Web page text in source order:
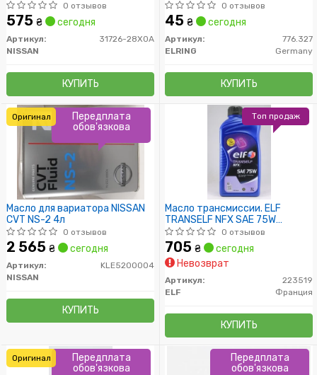
0 отзывов
575 ₴ сегодня
Артикул:
31726-28X0A
NISSAN
КУПИТЬ
0 отзывов
45 ₴ сегодня
Артикул:
776.327
ELRING
Germany
КУПИТЬ
Масло для вариатора NISSAN
CVT NS-2 4л
0 отзывов
2 565 ₴ сегодня
Артикул:
KLE5200004
NISSAN
КУПИТЬ
Передплата
обов'язкова
Оригинал
Масло трансмиссии. ELF
TRANSELF NFX SAE 75W
(Канистра 1л)0 отзывов
705 ₴
сегодня
Невозврат
Артикул:
223519
ELF
Франция
КУПИТЬ
Топ продаж
Передплата
обов'язкова
Оригинал
Передплата
обов'язкова